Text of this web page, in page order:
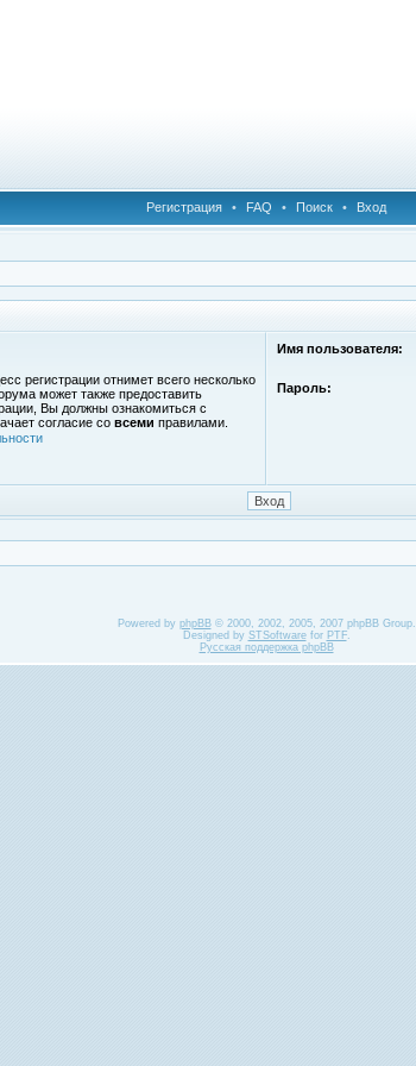
Регистрация • FAQ • Поиск • Вход
регистрации отнимет всего несколько
может также предоставить
Вы должны ознакомиться с
согласие со всеми правилами.
Имя пользователя:
Пароль:
Powered by phpBB© 2000, 2002, 2005, 2007 phpBB Group.
Designed by STSoftwarefor PTF.
Русская поддержка phpBB